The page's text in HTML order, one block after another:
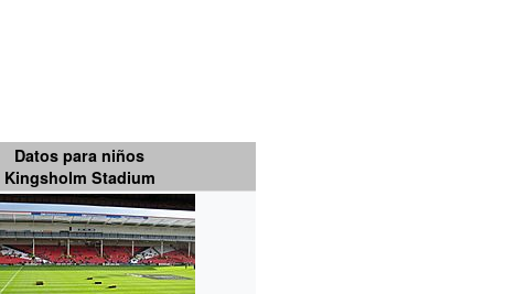
Datos para niños
Kingsholm Stadium